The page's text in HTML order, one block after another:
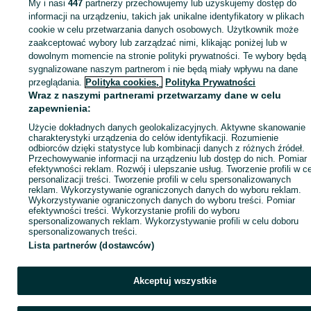
Zaloguj się lub załóż konto na OLX, aby skontaktować się z
sprzedającym
Zaloguj się / Załóż konto
Zadzwoń / SMS
My i nasi447 partnerzy przechowujemy lub uzyskujemy dostęp do
informacji na urządzeniu, takich jak unikalne identyfikatory w plikach
cookie w celu przetwarzania danych osobowych. Użytkownik może
zaakceptować wybory lub zarządzać nimi, klikając poniżej lub w
dowolnym momencie na stronie polityki prywatności. Te wybory będą
sygnalizowane naszym partnerom i nie będą miały wpływu na dane
przeglądania. Polityka cookies, Polityka Prywatności
Wraz z naszymi partnerami przetwarzamy dane w celu
zapewnienia:
Użycie dokładnych danych geolokalizacyjnych. Aktywne skanowanie
charakterystyki urządzenia do celów identyfikacji. Rozumienie
odbiorców dzięki statystyce lub kombinacji danych z różnych źródeł.
Przechowywanie informacji na urządzeniu lub dostęp do nich. Pomiar
efektywności reklam. Rozwój i ulepszanie usług. Tworzenie profili w
personalizacji treści. Tworzenie profili w celu spersonalizowanych
reklam. Wykorzystywanie ograniczonych danych do wyboru reklam.
Wykorzystywanie ograniczonych danych do wyboru treści. Pomiar
efektywności treści. Wykorzystanie profili do wyboru
spersonalizowanych reklam. Wykorzystywanie profili w celu doboru
spersonalizowanych treści.
Lista partnerów (dostawców)
Akceptuj wszystkie